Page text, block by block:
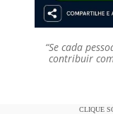
“Se cada
contribuir
CLIQUE